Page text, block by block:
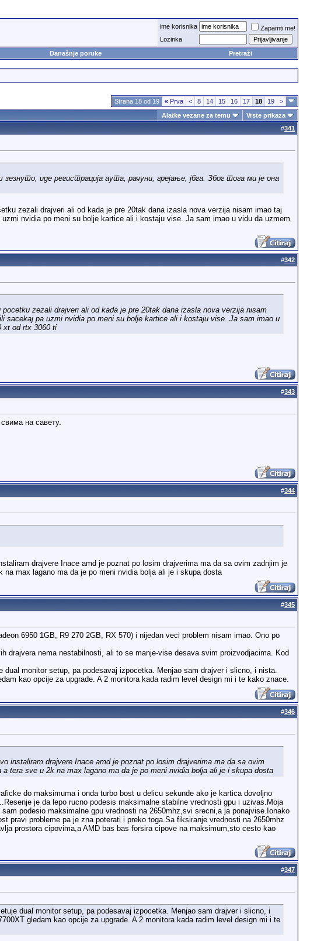
ime korisnika
Zapamti me!
Lozinka
Današnje poruke Pretraži
Strana 18 od 19 «Prva < 8 14 15 16 17 18 19
>
Alatke vezane za temu
Vrste prikaza
#341
иде регистрација аута, рачуни, грејање, јбга. Због тога ми је она
zezali drajveri ali od kada je pre 20tak dana izasla nova verzija nisam imao taj
nvidia po meni su bolje kartice ali i kostaju vise. Ja sam imao u vidu da uzmem
#342
zezali drajveri ali od kada je pre 20tak dana izasla nova verzija nisam
sacekaj pa uzmi nvidia po meni su bolje kartice ali i kostaju vise. Ja sam imao u
xt od rtx 3060 ti
#343
на савету.
#344
drajvere Inace amd je poznat po losim drajverima ma da sa ovim zadnjim je
max lagano ma da je po meni nvidia bolja ali je i skupa dosta
#345
6950 1GB, R9 270 2GB, RX 570) i nijedan veci problem nisam imao. Ono po
drajvera nema nestabilnosti, ali to se manje-vise desava svim proizvodjacima. Kod
monitor setup, pa podesavaj izpocetka. Menjao sam drajver i slicno, i nista.
kao opcije za upgrade. A 2 monitora kada radim level design mi i te kako znace.
#346
instaliram drajvere Inace amd je poznat po losim drajverima ma da sa ovim
tera sve u 2k na max lagano ma da je po meni nvidia bolja ali je i skupa dosta
do maksimuma i onda turbo bost u delicu sekunde ako je kartica dovoljno
je da lepo rucno podesis maksimalne stabilne vrednosti gpu i uzivas.Moja
podesio maksimalne gpu vrednosti na 2650mhz,svi srecni,a ja ponajvise.Ionako
pravi probleme pa je zna poterati i preko toga.Sa fiksiranje vrednosti na 2650mhz
prostora cipovima,a AMD bas bas forsira cipove na maksimum,sto cesto kao
#347
dual monitor setup, pa podesavaj izpocetka. Menjao sam drajver i slicno, i
gledam kao opcije za upgrade. A 2 monitora kada radim level design mi i te